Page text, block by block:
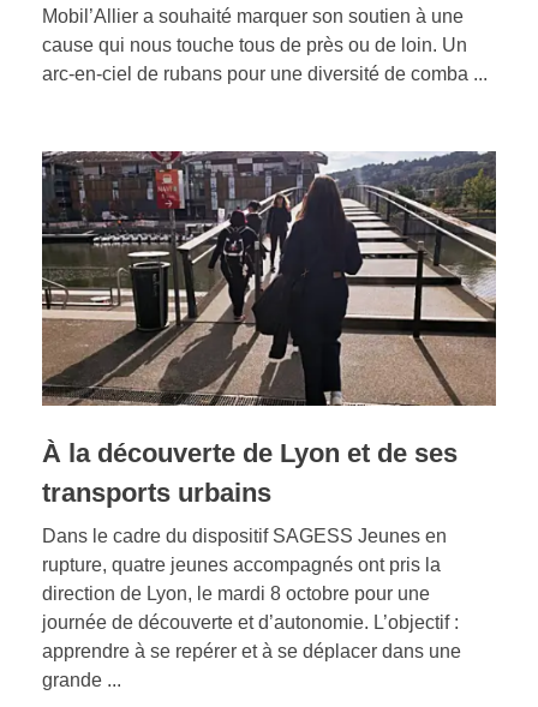
Mobil’Allier a souhaité marquer son soutien à une
cause qui nous touche tous de près ou de loin. Un
arc-en-ciel de rubans pour une diversité de comba ...
À la découverte de Lyon et de ses
transports urbains
Dans le cadre du dispositif SAGESS Jeunes en
rupture, quatre jeunes accompagnés ont pris la
direction de Lyon, le mardi 8 octobre pour une
journée de découverte et d’autonomie. L’objectif :
apprendre à se repérer et à se déplacer dans une
grande ...